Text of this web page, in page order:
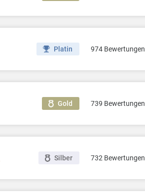
Platin 974 Bewertungen
Gold 739 Bewertungen
Silber 732 Bewertungen